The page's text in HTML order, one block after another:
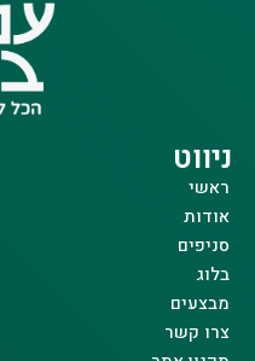
ניווט
ראשי
אודות
סניפים
בלוג
מבצעים
צרו קשר